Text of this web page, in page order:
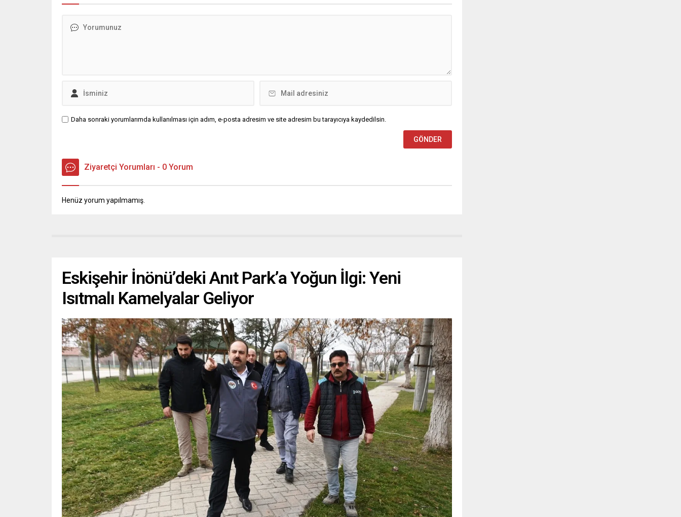
Daha sonraki yorumlarımda kullanılması için adım, e-posta adresim ve site adresim bu tarayıcıya kaydedilsin.
Ziyaretçi Yorumları - 0 Yorum
Henüz yorum yapılmamış.
Eskişehir İnönü’deki Anıt Park’a Yoğun İlgi: Yeni
Isıtmalı Kamelyalar Geliyor